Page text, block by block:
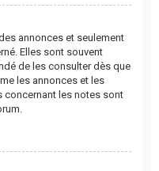
annonces et seulement
Elles sont souvent
de les consulter dès que
les annonces et les
concernant les notes sont